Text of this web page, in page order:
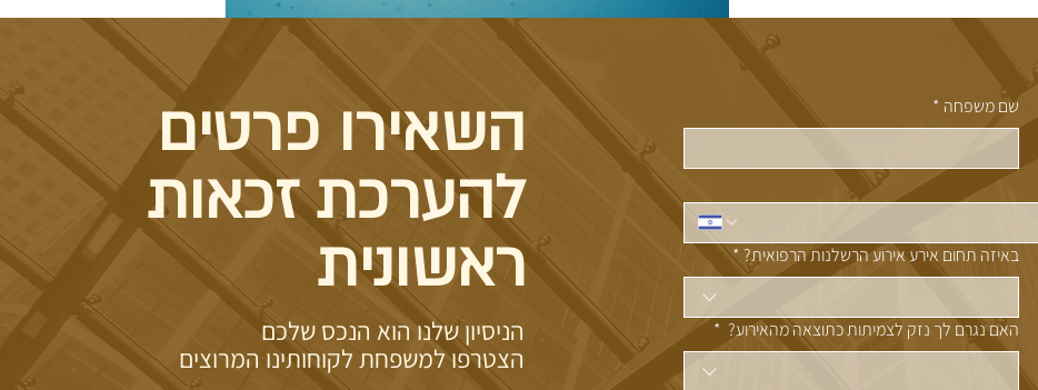
השאירו פרטים
להערכת זכאות
ראשונית
הניסיון שלנו הוא הנכס שלכם
הצטרפו למשפחת לקוחותינו המרוצים
שם משפחה *
באיזה תחום אירע אירוע הרשלנות הרפואית?*
האם נגרם לך נזק לצמיתות כתוצאה מהאירוע? *